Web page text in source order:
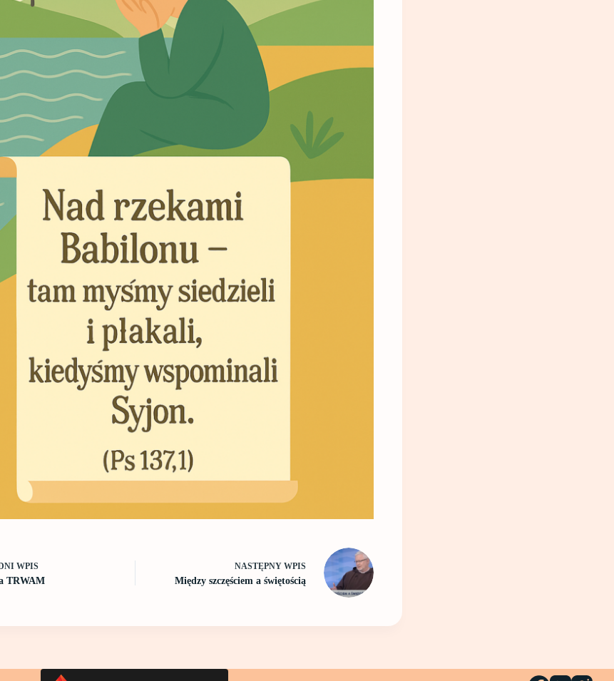
WPIS
TRWAM
NASTĘPNY WPIS
Między szczęściem a świętością